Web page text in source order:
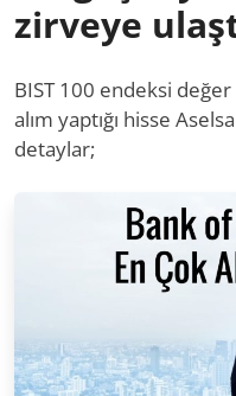
zirveye
BIST 100 endeksi
alım yaptığı hisse
detaylar;